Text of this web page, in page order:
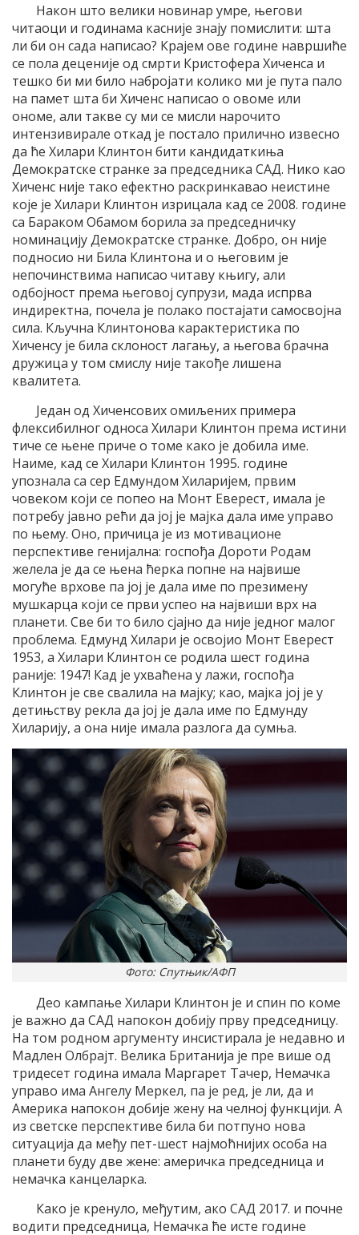
Након што велики новинар умре, његови
читаоци и годинама касније знају помислити: шта
ли би он сада написао? Крајем ове године навршиће
се пола деценије од смрти Кристофера Хиченса и
тешко би ми било набројати колико ми је пута пало
на памет шта би Хиченс написао о овоме или
ономе, али такве су ми се мисли нарочито
интензивирале откад је постало прилично извесно
да ће Хилари Клинтон бити кандидаткиња
Демократске странке за председника САД. Нико као
Хиченс није тако ефектно раскринкавао неистине
које је Хилари Клинтон изрицала кад се 2008. године
са Бараком Обамом борила за председничку
номинацију Демократске странке. Добро, он није
подносио ни Била Клинтона и о његовим је
непочинствима написао читаву књигу, али
одбојност према његовој супрузи, мада испрва
индиректна, почела је полако постајати самосвојна
сила. Кључна Клинтонова карактеристика по
Хиченсу је била склоност лагању, а његова брачна
дружица у том смислу није такође лишена
квалитета.
Један од Хиченсових омиљених примера
флексибилног односа Хилари Клинтон према истини
тиче се њене приче о томе како је добила име.
Наиме, кад се Хилари Клинтон 1995. године
упознала са сер Едмундом Хиларијем, првим
човеком који се попео на Монт Еверест, имала је
потребу јавно рећи да јој је мајка дала име управо
по њему. Оно, причица је из мотивационе
перспективе генијална: госпођа Дороти Родам
желела је да се њена ћерка попне на највише
могуће врхове па јој је дала име по презимену
мушкарца који се први успео на највиши врх на
планети. Све би то било сјајно да није једног малог
проблема. Едмунд Хилари је освојио Монт Еверест
1953, а Хилари Клинтон се родила шест година
раније: 1947! Кад је ухваћена у лажи, госпођа
Клинтон је све свалила на мајку; као, мајка јој је у
детињству рекла да јој је дала име по Едмунду
Хиларију, а она није имала разлога да сумња.
Фото: Спутњик/АФП
Део кампање Хилари Клинтон је и спин по коме
је важно да САД напокон добију прву председницу.
На том родном аргументу инсистирала је недавно и
Мадлен Олбрајт. Велика Британија је пре више од
тридесет година имала Маргарет Тачер, Немачка
управо има Ангелу Меркел, па је ред, је ли, да и
Америка напокон добије жену на челној функцији. А
из светске перспективе била би потпуно нова
ситуација да међу пет-шест најмоћнијих особа на
планети буду две жене: америчка председница и
немачка канцеларка.
Како је кренуло, међутим, ако САД 2017. и почне
водити председница, Немачка ће исте године